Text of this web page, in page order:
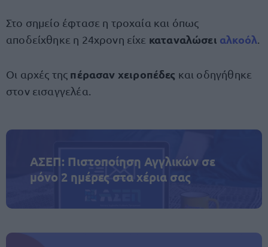
Στο σημείο έφτασε η τροχαία και όπως
αποδείχθηκε η 24χρονη είχε καταναλώσει αλκοόλ
Οι αρχές της πέρασαν χειροπέδες και οδηγήθηκε
στον εισαγγελέα.
ΑΣΕΠ: Πιστοποίηση Αγγλικών σε
μόνο 2 ημέρες στα χέρια σας